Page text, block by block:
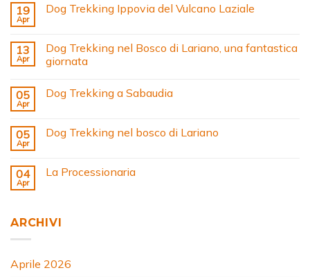
19
Apr
Dog Trekking Ippovia del Vulcano Laziale
13
Apr
Dog Trekking nel Bosco di Lariano, una fantastica
giornata
05
Apr
Dog Trekking a Sabaudia
05
Apr
Dog Trekking nel bosco di Lariano
04
Apr
La Processionaria
ARCHIVI
Aprile 2026